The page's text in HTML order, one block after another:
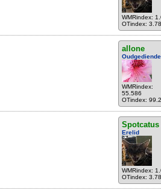
WMRindex:
OTindex:
allone
Oudgediende
WMRindex:
55.586
OTindex:
Spotcatus
Erelid
WMRindex:
OTindex: